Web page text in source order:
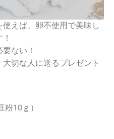
えば、卵不使用で美味し
ない！
切な人に送るプレゼント
１０ｇ）